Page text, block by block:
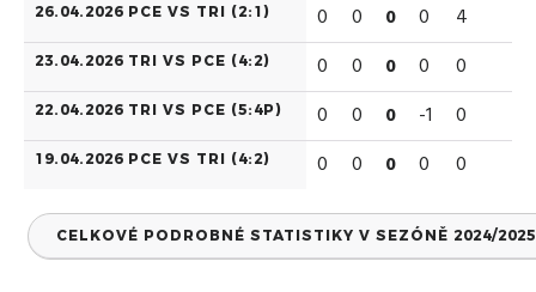
26.04.2026 PCE VS TRI (2:1) 0 0 0 0 4
23.04.2026 TRI VS PCE (4:2) 0 0 0 0 0
22.04.2026 TRI VS PCE (5:4P) 0 0 0 -1 0
19.04.2026 PCE VS TRI (4:2) 0 0 0 0 0
CELKOVÉ PODROBNÉ STATISTIKY V SEZÓNĚ 2024/2025